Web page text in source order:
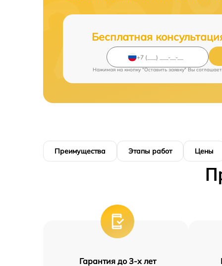
Бесплатная
Нажимая на кнопку "Оставить заявку" Вы
Преимущества Этапы работ Цены
Гарантия до 3-х лет